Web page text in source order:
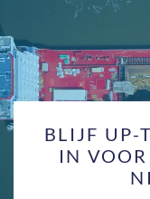
BLIJF UP-
IN